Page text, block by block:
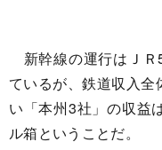
新幹線の運行はＪＲ
ているが、鉄道収入全
い「本州3社」の収益
ル箱ということだ。